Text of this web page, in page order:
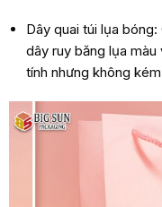
Dây quai túi lụa
dây ruy băng lụa
tính nhưng không